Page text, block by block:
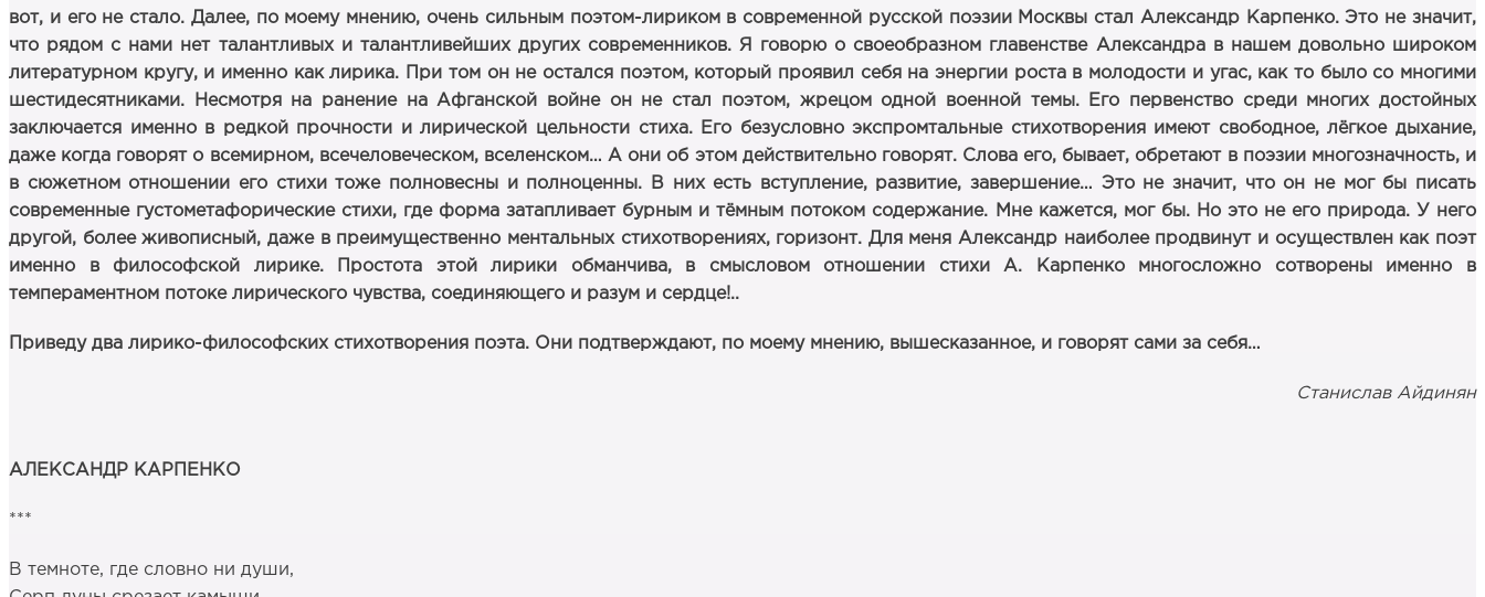
вот, и его не стало. Далее, по моему мнению, очень сильным поэтом-лириком в современной русской поэзии Москвы стал Александр Карпенко. Это не значит,
что рядом с нами нет талантливых и талантливейших других современников. Я говорю о своеобразном главенстве Александра в нашем довольно широком
литературном кругу, и именно как лирика. При том он не остался поэтом, который проявил себя на энергии роста в молодости и угас, как то было со многими
шестидесятниками. Несмотря на ранение на Афганской войне он не стал поэтом, жрецом одной военной темы. Его первенство среди многих достойных
заключается именно в редкой прочности и лирической цельности стиха. Его безусловно экспромтальные стихотворения имеют свободное, лёгкое дыхание,
даже когда говорят о всемирном, всечеловеческом, вселенском… А они об этом действительно говорят. Слова его, бывает, обретают в поэзии многозначность, и
в сюжетном отношении его стихи тоже полновесны и полноценны. В них есть вступление, развитие, завершение… Это не значит, что он не мог бы писать
современные густометафорические стихи, где форма затапливает бурным и тёмным потоком содержание. Мне кажется, мог бы. Но это не его природа. У него
другой, более живописный, даже в преимущественно ментальных стихотворениях, горизонт. Для меня Александр наиболее продвинут и осуществлен как поэт
именно в философской лирике. Простота этой лирики обманчива, в смысловом отношении стихи А. Карпенко многосложно сотворены именно в
темпераментном потоке лирического чувства, соединяющего и разум и сердце!..
Приведу два лирико-философских стихотворения поэта. Они подтверждают, по моему мнению, вышесказанное, и говорят сами за себя…
Станислав Айдинян
АЛЕКСАНДР КАРПЕНКО
***
В темноте, где словно ни души,